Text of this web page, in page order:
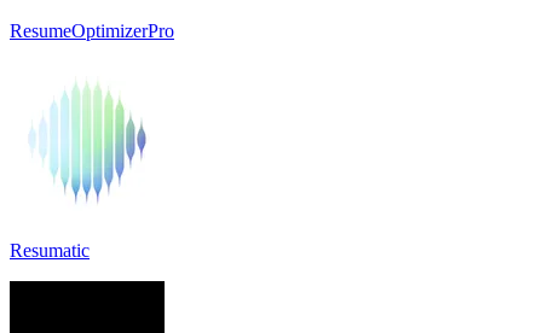
ResumeOptimizerPro
Resumatic